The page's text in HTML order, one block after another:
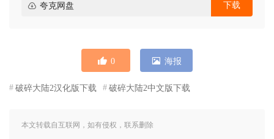
夸克网盘 下载
0 海报
破碎大陆2汉化版下载 破碎大陆2中文版下载
本文转载自互联网，如有侵权，联系删除